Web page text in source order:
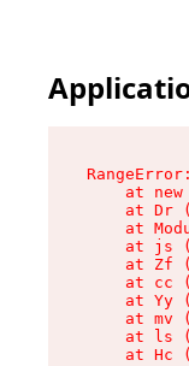
at new
at Dr
at
at js
at Zf
at cc
at Yy
at mv
at ls
at Hc